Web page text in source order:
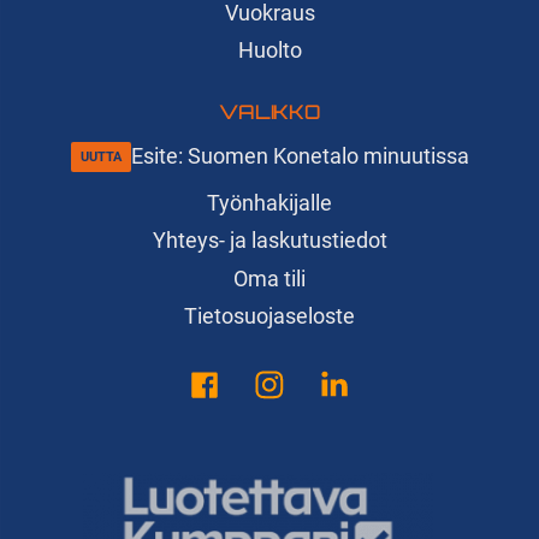
Vuokraus
Huolto
VALIKKO
Esite: Suomen Konetalo minuutissa
Työnhakijalle
Yhteys- ja laskutustiedot
Oma tili
Tietosuojaseloste